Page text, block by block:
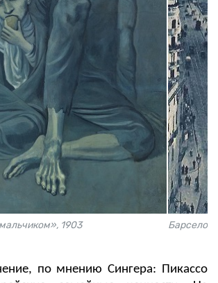
1903
по мнению Сингера: Пикассо